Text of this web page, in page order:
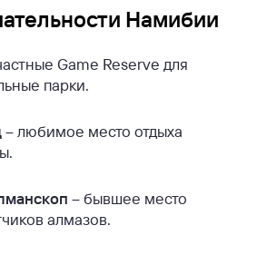
Намибии
Game Reserve для
парки.
– любимое место отдыха
– бывшее место
алмазов.